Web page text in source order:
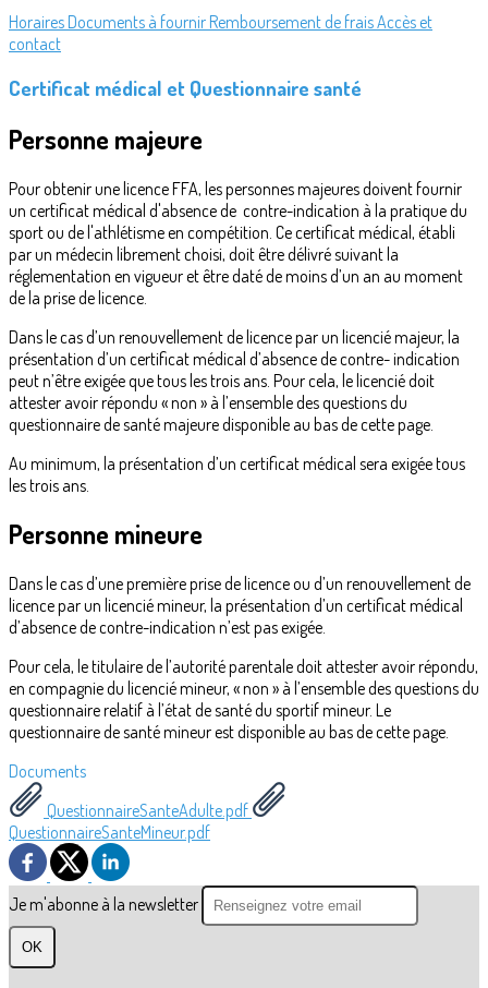
Horaires Documents à fournir Remboursement de fraisAccès et
contact
Certificat médical et Questionnaire santé
Personne majeure
Pour obtenir une licence FFA, les personnes majeures doivent fournir
un certificat médical d'absence de contre-indication à la pratique du
sport ou de l'athlétisme en compétition. Ce certificat médical, établi
par un médecin librement choisi, doit être délivré suivant la
réglementation en vigueur et être daté de moins d’un an au moment
de la prise de licence.
Dans le cas d’un renouvellement de licence par un licencié majeur, la
présentation d’un certificat médical d’absence de contre- indication
peut n’être exigée que tous les trois ans. Pour cela, le licencié doit
attester avoir répondu « non » à l’ensemble des questions du
questionnaire de santé majeure disponible au bas de cette page.
Au minimum, la présentation d’un certificat médical sera exigée tous
les trois ans.
Personne mineure
Dans le cas d’une première prise de licence ou d’un renouvellement de
licence par un licencié mineur, la présentation d’un certificat médical
d’absence de contre-indication n’est pas exigée.
Pour cela, le titulaire de l’autorité parentale doit attester avoir répondu,
en compagnie du licencié mineur, « non » à l’ensemble des questions du
questionnaire relatif à l’état de santé du sportif mineur. Le
questionnaire de santé mineur est disponible au bas de cette page.
Documents
QuestionnaireSanteAdulte.pdf
QuestionnaireSanteMineur.pdf
Je m'abonne à la newsletter
OK